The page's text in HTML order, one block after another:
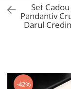
OCHELARI DE
BRATARI DAMA
OCHELARI DE
BRATARI BARBATI
Set
Pandantiv
Darul
-42%